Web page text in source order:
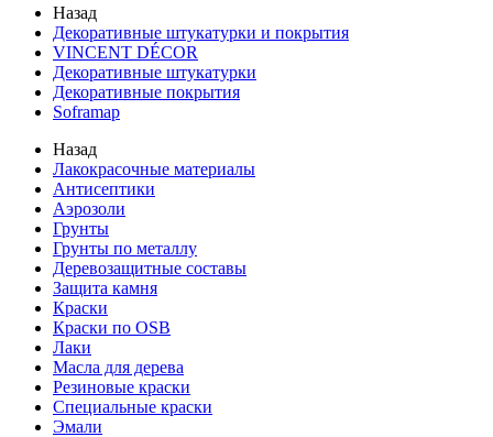
Назад
Декоративные штукатурки и покрытия
VINCENT DÉCOR
Декоративные штукатурки
Декоративные покрытия
Soframap
Назад
Лакокрасочные материалы
Антисептики
Аэрозоли
Грунты
Грунты по металлу
Деревозащитные составы
Защита камня
Краски
Краски по OSB
Лаки
Масла для дерева
Резиновые краски
Специальные краски
Эмали